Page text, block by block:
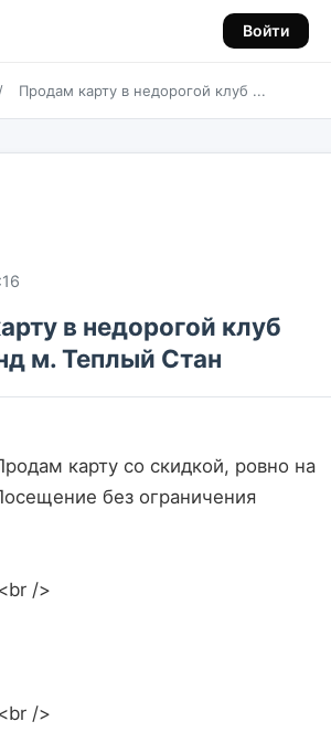
Войти
/ Продам карту в недорогой клуб ...
в недорогой клуб
м. Теплый Стан
без ограничения
/>
/>